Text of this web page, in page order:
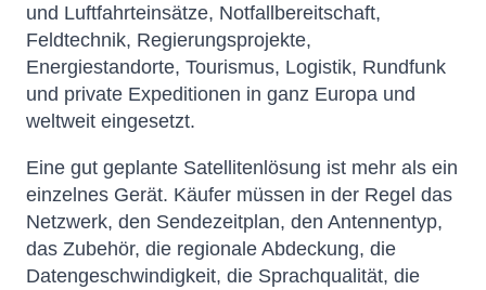
und Luftfahrteinsätze, Notfallbereitschaft,
Feldtechnik, Regierungsprojekte,
Energiestandorte, Tourismus, Logistik, Rundfunk
und private Expeditionen in ganz Europa und
weltweit eingesetzt.
Eine gut geplante Satellitenlösung ist mehr als ein
einzelnes Gerät. Käufer müssen in der Regel das
Netzwerk, den Sendezeitplan, den Antennentyp,
das Zubehör, die regionale Abdeckung, die
Datengeschwindigkeit, die Sprachqualität, die